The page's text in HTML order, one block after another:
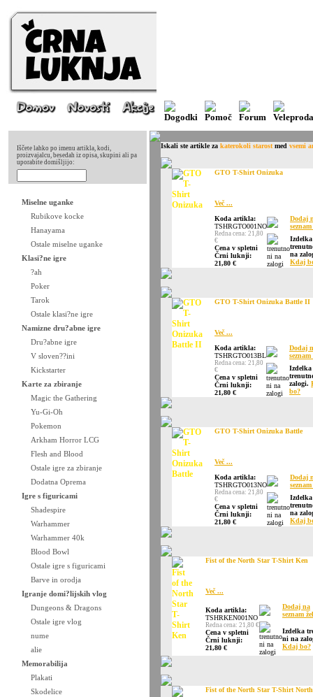
Iščete lahko po imenu artikla, kodi,
proizvajalcu, besedah iz opisa, skupini ali pa
uporabite domišljijo:
Miselne uganke
Rubikove kocke
Hanayama
Ostale miselne uganke
Klasi?ne igre
?ah
Poker
Tarok
Ostale klasi?ne igre
Namizne dru?abne igre
Dru?abne igre
V sloven??ini
Kickstarter
Karte za zbiranje
Magic the Gathering
Yu-Gi-Oh
Pokemon
Arkham Horror LCG
Flesh and Blood
Ostale igre za zbiranje
Dodatna Oprema
Igre s figuricami
Shadespire
Warhammer
Warhammer 40k
Blood Bowl
Ostale igre s figuricami
Barve in orodja
Igranje domi?lijskih vlog
Dungeons & Dragons
Ostale igre vlog
nume
alie
Memorabilija
Plakati
Skodelice
Iskali ste artikle za katerokoli starost med vsemi
GTO T-Shirt Onizuka
Več ...
Koda artikla:
TSHRGTO001NO
Redna cena: 21,80
€
Cena v spletni
Črni luknji:
21,80 €
Dodaj
Izdelka
na
Kdaj
GTO T-Shirt Onizuka Battle II
Več ...
Koda artikla:
TSHRGTO013BL
Redna cena: 21,80
€
Cena v spletni
Črni luknji:
21,80 €
Dodaj
seznam
Izdelka
zalogi.
bo?
GTO T-Shirt Onizuka Battle
Več ...
Koda artikla:
TSHRGTO013NO
Redna cena: 21,80
€
Cena v spletni
Črni luknji:
21,80 €
Dodaj
Izdelka
na
Kdaj
Fist of the North Star T-Shirt Ken
Več ...
Koda artikla:
TSHRKEN001NO
Redna cena: 21,80 €
Cena v spletni
Črni luknji:
21,80 €
Dodaj na
seznam
Izdelka
ni na
Kdaj bo?
Fist of the North Star T-Shirt